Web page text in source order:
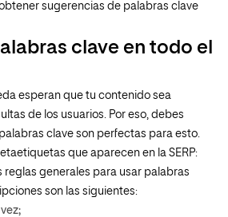
sugerencias de palabras clave
clave en todo el
esperan que tu contenido sea
de los usuarios. Por eso, debes
clave son perfectas para esto.
que aparecen en la SERP:
reglas generales para usar palabras
son las siguientes: